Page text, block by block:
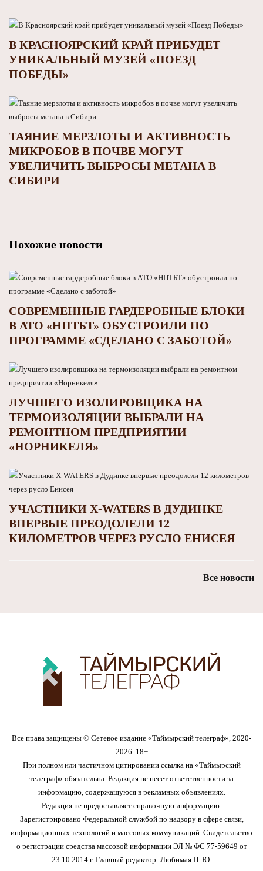
В КРАСНОЯРСКИЙ КРАЙ ПРИБУДЕТ
УНИКАЛЬНЫЙ МУЗЕЙ «ПОЕЗД
ПОБЕДЫ»
ТАЯНИЕ МЕРЗЛОТЫ И АКТИВНОСТЬ
МИКРОБОВ В ПОЧВЕ МОГУТ
УВЕЛИЧИТЬ ВЫБРОСЫ МЕТАНА В
СИБИРИ
Похожие новости
СОВРЕМЕННЫЕ ГАРДЕРОБНЫЕ БЛОКИ
В АТО «НПТБТ» ОБУСТРОИЛИ ПО
ПРОГРАММЕ «СДЕЛАНО С ЗАБОТОЙ»
ЛУЧШЕГО ИЗОЛИРОВЩИКА НА
ТЕРМОИЗОЛЯЦИИ ВЫБРАЛИ НА
РЕМОНТНОМ ПРЕДПРИЯТИИ
«НОРНИКЕЛЯ»
УЧАСТНИКИ X-WATERS В ДУДИНКЕ
ВПЕРВЫЕ ПРЕОДОЛЕЛИ 12
КИЛОМЕТРОВ ЧЕРЕЗ РУСЛО ЕНИСЕЯ
Все новости
Все права защищены © Сетевое издание «Таймырский телеграф», 2020-
2026. 18+
При полном или частичном цитировании ссылка на «Таймырский
телеграф» обязательна. Редакция не несет ответственности за
информацию, содержащуюся в рекламных объявлениях.
Редакция не предоставляет справочную информацию.
Зарегистрировано Федеральной службой по надзору в сфере связи,
информационных технологий и массовых коммуникаций. Свидетельство
о регистрации средства массовой информации ЭЛ № ФС 77-59649 от
23.10.2014 г. Главный редактор: Любимая П. Ю.